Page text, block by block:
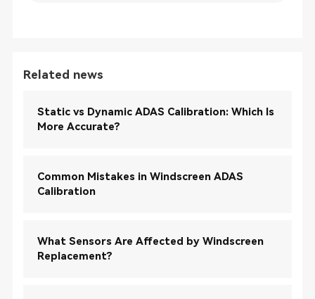
Related news
Static vs Dynamic ADAS Calibration: Which Is
More Accurate?
Common Mistakes in Windscreen ADAS
Calibration
What Sensors Are Affected by Windscreen
Replacement?